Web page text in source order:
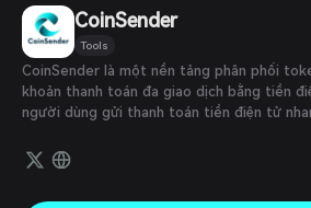
हिन्दी
Español
Português (Brasil)
Español (Argentina)
CoinSender
Tools
CoinSender là một nền tảng phân phối
khoản thanh toán đa giao dịch bằng tiền
người dùng gửi thanh toán tiền điện tử